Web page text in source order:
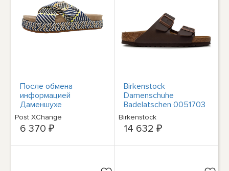
После обмена
информацией
Даменшухе
Пантолеттен
становится
свободным человеком
Post XChange
6 370 ₽
Birkenstock
Damenschuhe
Badelatschen 0051703
ARIZONA BF УЗКАЯ
МОДЕЛЬ Braun
Birkenstock
14 632 ₽